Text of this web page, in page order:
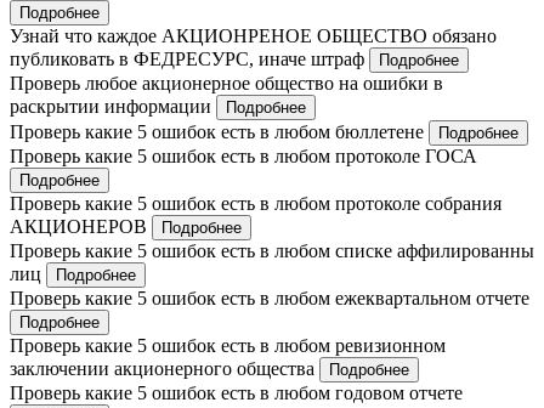
Подробнее
Узнай что каждое АКЦИОНРЕНОЕ ОБЩЕСТВО обязано
публиковать в ФЕДРЕСУРС, иначе штраф
Подробнее
Проверь любое акционерное общество на ошибки в
раскрытии информации
Подробнее
Проверь какие 5 ошибок есть в любом бюллетене Подробнее
Проверь какие 5 ошибок есть в любом протоколе ГОСА
Подробнее
Проверь какие 5 ошибок есть в любом протоколе собрания
АКЦИОНЕРОВ
Подробнее
Проверь какие 5 ошибок есть в любом списке аффилированны
лиц
Подробнее
Проверь какие 5 ошибок есть в любом ежеквартальном отчете
Подробнее
Проверь какие 5 ошибок есть в любом ревизионном
заключении акционерного общества
Подробнее
Проверь какие 5 ошибок есть в любом годовом отчете